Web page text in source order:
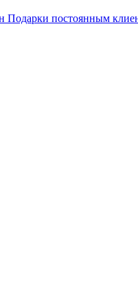
Подарки постоянным